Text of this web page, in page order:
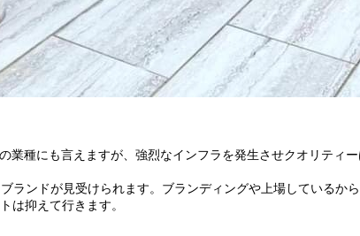
種にも言えますが、強烈なインフラを発生させクオリティ
ランドが見受けられます。ブランディングや上場している
は抑えて行きます。